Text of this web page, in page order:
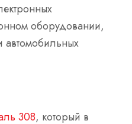
оборудовании,
автомобильных
308, который в